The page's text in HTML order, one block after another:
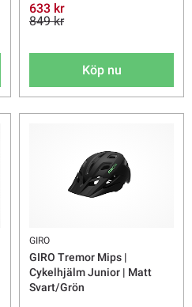
633 kr
849 kr
Köp nu
GIRO
GIRO Tremor Mips |
Cykelhjälm Junior | Matt
Svart/Grön